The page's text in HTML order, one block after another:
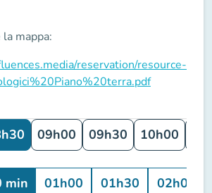
mappa:
reservation/resource-
09h00 09h30 10h00
min 01h00 01h30 02h00